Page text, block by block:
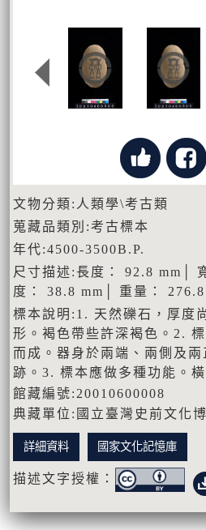
文物分類:人類學\考古類
蒐藏品類別:考古標本
年代:4500-3500B.P.
尺寸描述:長度： 92.8 mm│
度： 38.8 mm│ 重量：
標本說明:1. 天然礫石，厚度
形。褐色帶些許深褐色。2.
而成。器身於兩端、兩側及
跡。3. 標本應做多種功能。
館藏編號:20010600008
典藏單位:國立臺灣史前文化
詳細資料 國家文化記憶庫
描述文字授權：